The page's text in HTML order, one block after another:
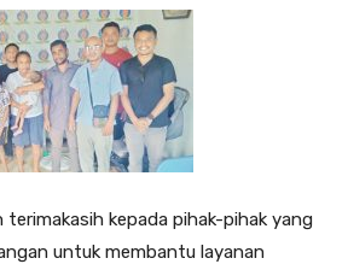
terimakasih kepada pihak-pihak yang
untuk membantu layanan